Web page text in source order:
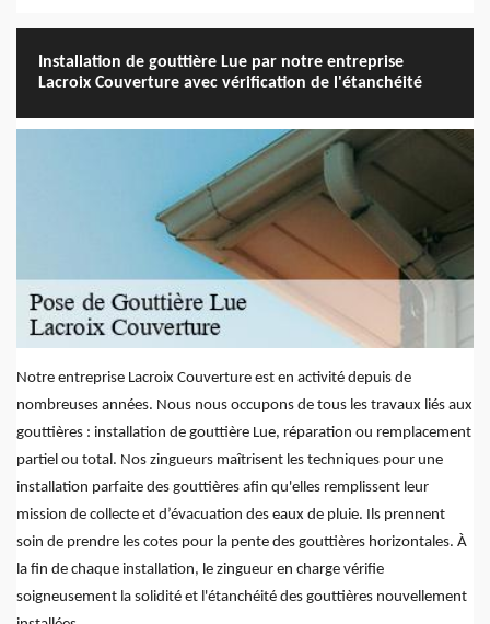
Installation de gouttière Lue par notre entreprise
Lacroix Couverture avec vérification de l'étanchéité
Notre entreprise Lacroix Couverture est en activité depuis de
nombreuses années. Nous nous occupons de tous les travaux liés aux
gouttières : installation de gouttière Lue, réparation ou remplacement
partiel ou total. Nos zingueurs maîtrisent les techniques pour une
installation parfaite des gouttières afin qu'elles remplissent leur
mission de collecte et d’évacuation des eaux de pluie. Ils prennent
soin de prendre les cotes pour la pente des gouttières horizontales. À
la fin de chaque installation, le zingueur en charge vérifie
soigneusement la solidité et l'étanchéité des gouttières nouvellement